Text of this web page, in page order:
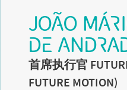
JOÃO
DE
首席执行官
FUTURE MOTION)